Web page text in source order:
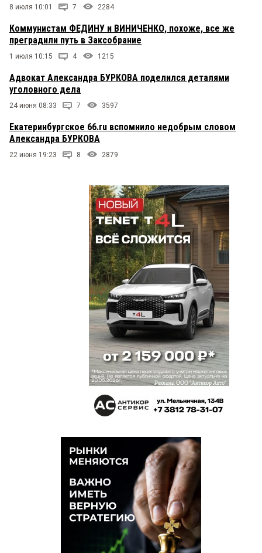
8 июля 10:01 7 2284
Коммунистам ФЕДИНУ и ВИНИЧЕНКО, похоже, все же
преградили путь в Заксобрание
1 июля 10:15 4 1215
Адвокат Александра БУРКОВА поделился деталями
уголовного дела
24 июня 08:33 7 3597
Екатеринбургское 66.ru вспомнило недобрым словом
Александра БУРКОВА
22 июня 19:23 8 2879